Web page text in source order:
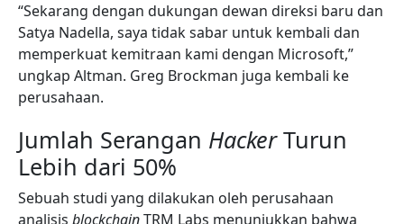
“Sekarang dengan dukungan dewan direksi baru dan
Satya Nadella, saya tidak sabar untuk kembali dan
memperkuat kemitraan kami dengan Microsoft,”
ungkap Altman. Greg Brockman juga kembali ke
perusahaan.
Jumlah Serangan HackerTurun
Lebih dari 50%
Sebuah studi yang dilakukan oleh perusahaan
analisis blockchainTRM Labs menunjukkan bahwa